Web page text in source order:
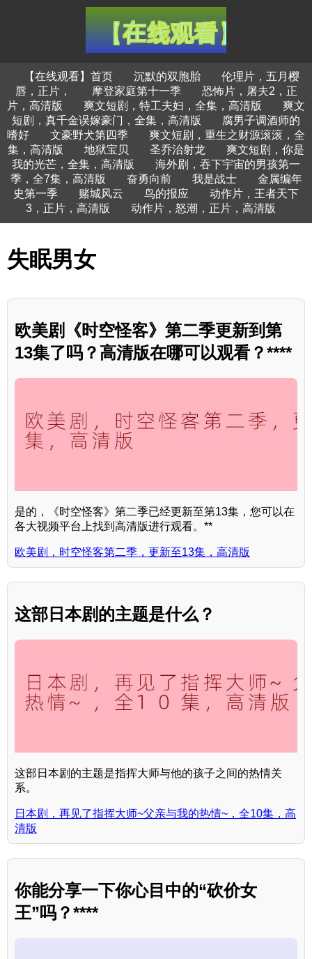
【在线观看】首页 沉默的双胞胎
伦理片，五月樱
唇，正片，
摩登家庭第十一季
恐怖片，屠夫2，正
片，高清版
爽文短剧，特工夫妇，全集，高清版
爽文
短剧，真千金误嫁豪门，全集，高清版
腐男子调酒师的
嗜好
文豪野犬第四季
爽文短剧，重生之财源滚滚，全
集，高清版
地狱宝贝 圣乔治射龙
爽文短剧，你是
我的光芒，全集，高清版
海外剧，吞下宇宙的男孩第一
季，全7集，高清版
奋勇向前 我是战士
金属编年
史第一季
赌城风云 鸟的报应
动作片，王者天下
3，正片，高清版
动作片，怒潮，正片，高清版
失眠男女
欧美剧《时空怪客》第二季更新到第
13集了吗？高清版在哪可以观看？****
是的，《时空怪客》第二季已经更新至第13集，您可以在
各大视频平台上找到高清版进行观看。**
欧美剧，时空怪客第二季，更新至13集，高清版
这部日本剧的主题是什么？
这部日本剧的主题是指挥大师与他的孩子之间的热情关
系。
日本剧，再见了指挥大师~父亲与我的热情~，全10集，高
清版
你能分享一下你心目中的“砍价女
王”吗？****